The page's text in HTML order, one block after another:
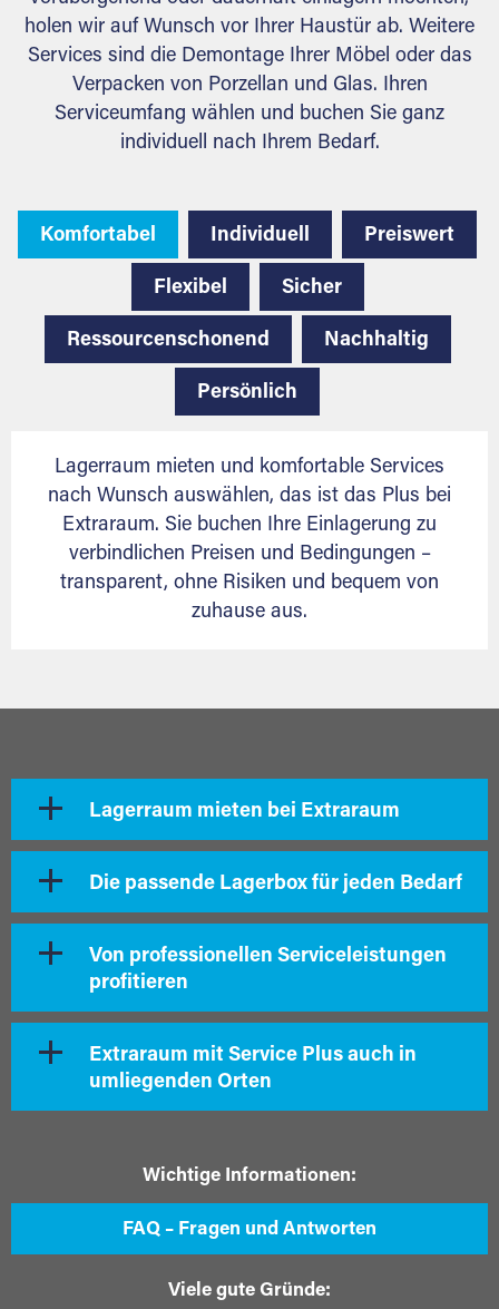
holen wir auf Wunsch vor Ihrer Haustür ab. Weitere
Services sind die Demontage Ihrer Möbel oder das
Verpacken von Porzellan und Glas. Ihren
Serviceumfang wählen und buchen Sie ganz
individuell nach Ihrem Bedarf.
Komfortabel Individuell Preiswert
Flexibel Sicher
Ressourcenschonend Nachhaltig
Persönlich
Lagerraum mieten und komfortable Services
nach Wunsch auswählen, das ist das Plus bei
Extraraum. Sie buchen Ihre Einlagerung zu
verbindlichen Preisen und Bedingungen –
transparent, ohne Risiken und bequem von
zuhause aus.
Lagerraum mieten bei Extraraum
Die passende Lagerbox für jeden Bedarf
Von professionellen Serviceleistungen
profitieren
Extraraum mit Service Plus auch in
umliegenden Orten
Wichtige Informationen:
FAQ – Fragen und Antworten
Viele gute Gründe: